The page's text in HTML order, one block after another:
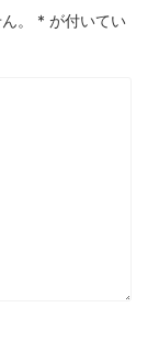
。 * が付いてい